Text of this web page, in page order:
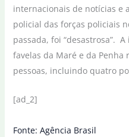
internacionais de notícias e
policial das forças policiais
passada, foi “desastrosa”.
favelas da Maré e da Penha
pessoas, incluindo quatro
[ad_2]
Fonte: Agência Brasil